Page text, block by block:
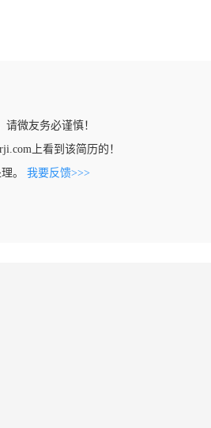
微友务必谨慎！
上看到该简历的！
。 我要反馈>>>